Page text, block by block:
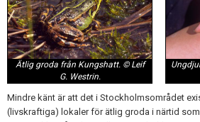
Ätlig groda från Kungshatt. © Leif
G. Westrin.
Mindre känt är att det i Stockholmsområdet
(livskraftiga) lokaler för ätlig groda i närtid